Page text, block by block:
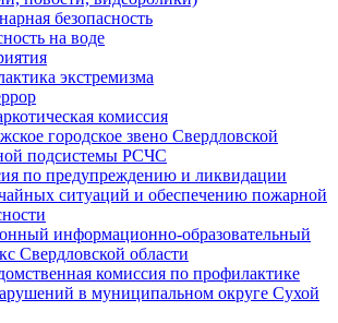
безопасность
на воде
экстремизма
комиссия
городское звено Свердловской
подсистемы РСЧС
по предупреждению и ликвидации
ситуаций и обеспечению пожарной
информационно-образовательный
Cвердловской области
комиссия по профилактике
в муниципальном округе Сухой